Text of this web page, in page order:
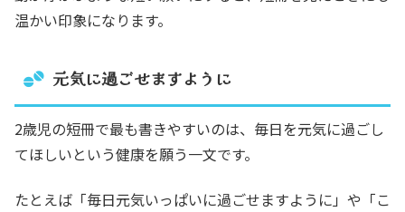
温かい印象になります。
元気に過ごせますように
2歳児の短冊で最も書きやすいのは、毎日を元気に過ごし
てほしいという健康を願う一文です。
たとえば「毎日元気いっぱいに過ごせますように」や「こ